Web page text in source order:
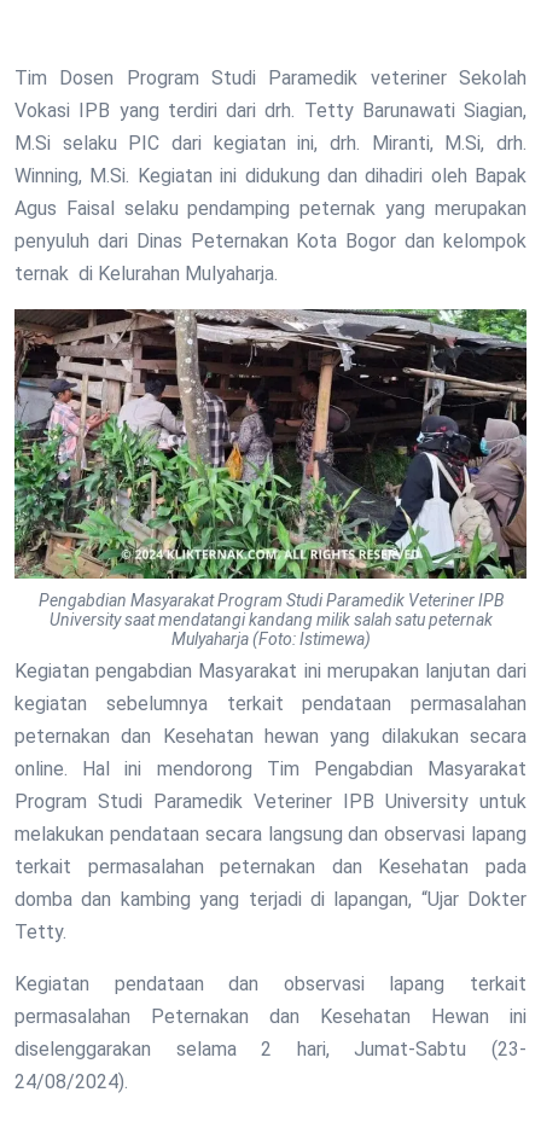
Tim Dosen Program Studi Paramedik veteriner Sekolah
Vokasi IPB yang terdiri dari drh. Tetty Barunawati Siagian,
M.Si selaku PIC dari kegiatan ini, drh. Miranti, M.Si, drh.
Winning, M.Si. Kegiatan ini didukung dan dihadiri oleh Bapak
Agus Faisal selaku pendamping peternak yang merupakan
penyuluh dari Dinas Peternakan Kota Bogor dan kelompok
ternak di Kelurahan Mulyaharja.
Pengabdian Masyarakat Program Studi Paramedik Veteriner IPB
University saat mendatangi kandang milik salah satu peternak
Mulyaharja (Foto: Istimewa)
Kegiatan pengabdian Masyarakat ini merupakan lanjutan dari
kegiatan sebelumnya terkait pendataan permasalahan
peternakan dan Kesehatan hewan yang dilakukan secara
online. Hal ini mendorong Tim Pengabdian Masyarakat
Program Studi Paramedik Veteriner IPB University untuk
melakukan pendataan secara langsung dan observasi lapang
terkait permasalahan peternakan dan Kesehatan pada
domba dan kambing yang terjadi di lapangan, “Ujar Dokter
Tetty.
Kegiatan pendataan dan observasi lapang terkait
permasalahan Peternakan dan Kesehatan Hewan ini
diselenggarakan selama 2 hari, Jumat-Sabtu (23-
24/08/2024).